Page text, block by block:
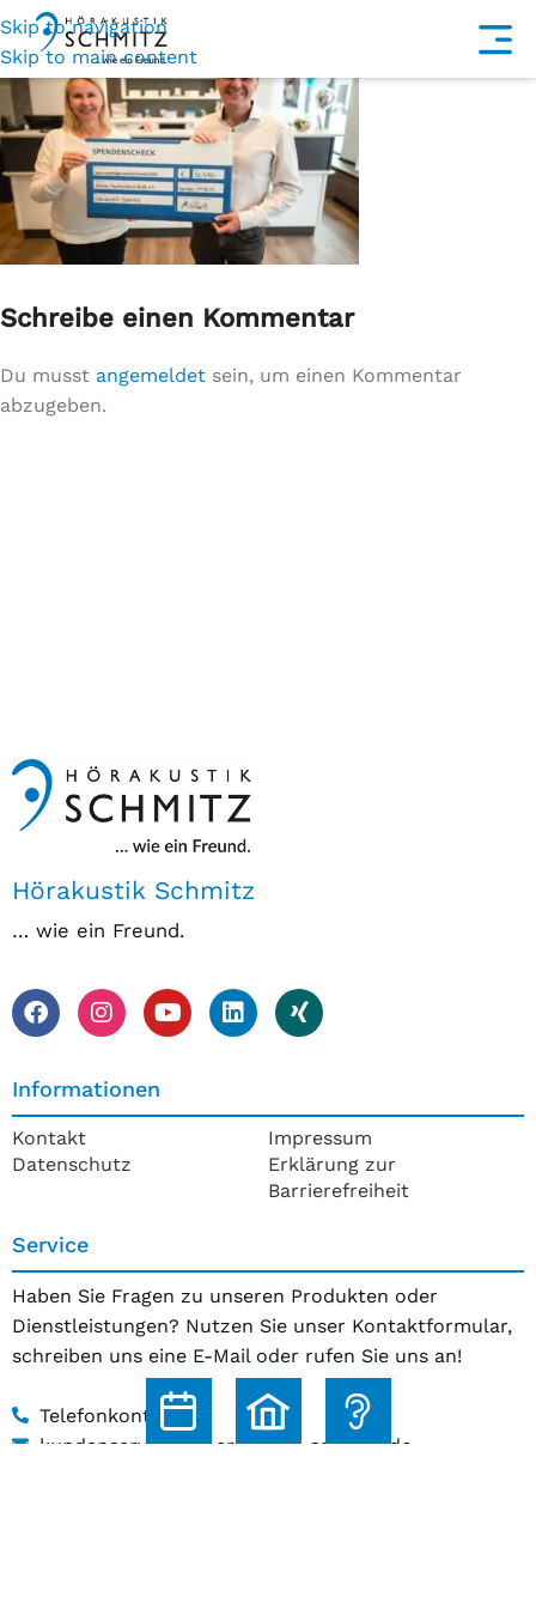
Skip to navigation
Skip to main content
Schreibe einen Kommentar
Du musst angemeldet sein, um einen Kommentar
abzugeben.
Hörakustik Schmitz
… wie ein Freund.
Informationen
Kontakt
Datenschutz
Impressum
Erklärung zur
Barrierefreiheit
Service
Haben Sie Fragen zu unseren Produkten oder
Dienstleistungen? Nutzen Sie unser Kontaktformular,
schreiben uns eine E-Mail oder rufen Sie uns an!
Telefonkontakt
kundenservice@hoerakustik-schmitz.de